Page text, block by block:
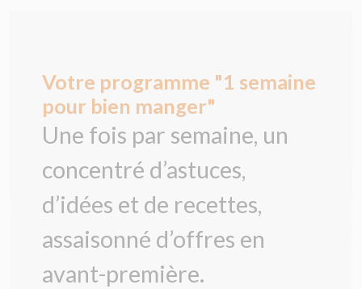
Votre programme "1 semaine
pour bien manger"
Une fois par semaine, un
concentré d’astuces,
d’idées et de recettes,
assaisonné d’offres en
avant-première.